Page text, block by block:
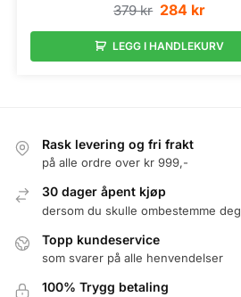
379kr 284 kr
LEGG I HANDLEKURV
Rask levering og fri frakt
på alle ordre over kr 999,-
30 dager åpent kjøp
dersom du skulle ombestemme deg
Topp kundeservice
som svarer på alle henvendelser
100% Trygg betaling